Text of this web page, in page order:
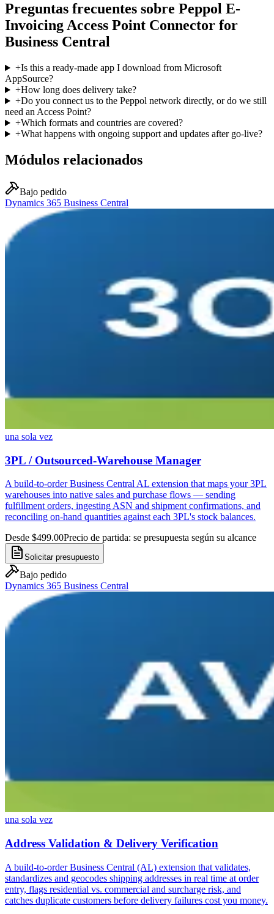
Preguntas frecuentes sobre Peppol E-
Invoicing Access Point Connector for
Business Central
+Is this a ready-made app I download from Microsoft
AppSource?
+How long does delivery take?
+Do you connect us to the Peppol network directly, or do we still
need an Access Point?
+Which formats and countries are covered?
+What happens with ongoing support and updates after go-live?
Módulos relacionados
Bajo pedido
Dynamics 365 Business Central
una sola vez
3PL / Outsourced-Warehouse Manager
A build-to-order Business Central AL extension that maps your 3PL
warehouses into native sales and purchase flows — sending
fulfillment orders, ingesting ASN and shipment confirmations, and
reconciling on-hand quantities against each 3PL's stock balances.
Desde $499.00Precio de partida: se presupuesta según su alcance
Solicitar presupuesto
Bajo pedido
Dynamics 365 Business Central
una sola vez
Address Validation & Delivery Verification
A build-to-order Business Central (AL) extension that validates,
standardizes and geocodes shipping addresses in real time at order
entry, flags residential vs. commercial and surcharge risk, and
catches duplicate customers before delivery failures cost you money.